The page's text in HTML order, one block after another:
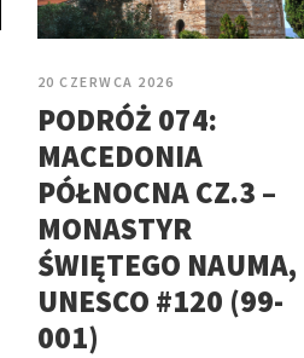
20 CZERWCA 2026
PODRÓŻ 074:
MACEDONIA
PÓŁNOCNA CZ.3 –
MONASTYR
ŚWIĘTEGO NAUMA,
UNESCO #120 (99-
001)